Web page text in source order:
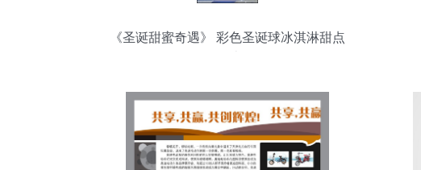
《圣诞甜蜜奇遇》 彩色圣诞球冰淇淋甜点